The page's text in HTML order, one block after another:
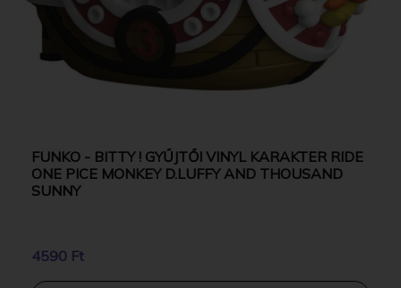
FUNKO - BITTY ! GYŰJTŐI VINYL KARAKTER RIDE
ONE PICE MONKEY D.LUFFY AND THOUSAND
SUNNY
4590 Ft